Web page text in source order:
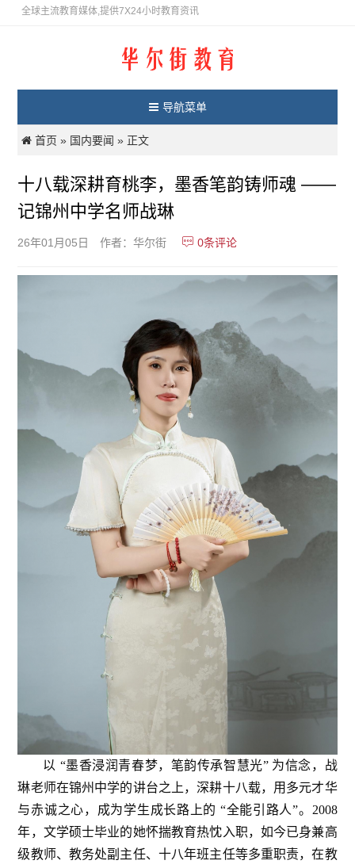
全球主流教育媒体,提供7X24小时教育资讯
导航菜单
首页 » 国内要闻 » 正文
十八载深耕育桃李，墨香笔韵铸师魂 ——
记锦州中学名师战琳
26年01月05日 作者：华尔街 0条评论
以 “墨香浸润青春梦，笔韵传承智慧光” 为信念，战
琳老师在锦州中学的讲台之上，深耕十八载，用多元才华
与赤诚之心，成为学生成长路上的 “全能引路人”。2008
年，文学硕士毕业的她怀揣教育热忱入职，如今已身兼高
级教师、教务处副主任、十八年班主任等多重职责，在教